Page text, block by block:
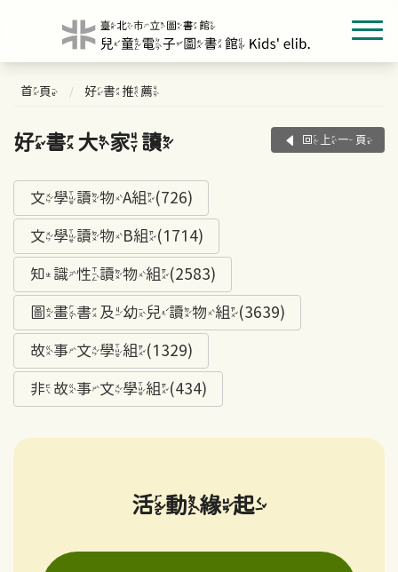
首頁 好書推薦
好書大家讀 回上一頁
文學讀物A組(726)
文學讀物B組(1714)
知識性讀物組(2583)
圖畫書及幼兒讀物組(3639)
故事文學組(1329)
非故事文學組(434)
活動緣起